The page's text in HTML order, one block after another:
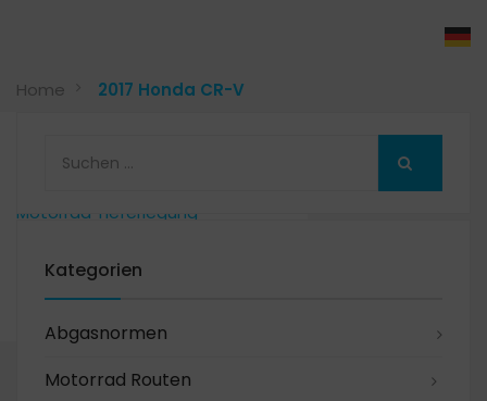
Motorrad Ankauf
Reparatur und Service
Motorrad Tieferlegung
Unternehmen
Über Uns
Kontakt
Jobs beim Moto Center Solothurn
Home 2017 Honda CR-V
Kategorien
Abgasnormen
Motorrad Routen